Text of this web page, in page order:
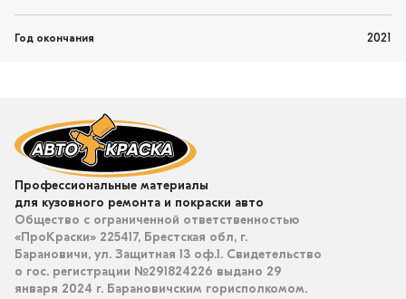
Год окончания 2021
Профессиональные материалы
для кузовного ремонта и покраски авто
Общество с ограниченной ответственностью
«ПроКраски» 225417, Брестская обл, г.
Барановичи, ул. Защитная 13 оф.1. Свидетельство
о гос. регистрации №291824226 выдано 29
января 2024 г. Барановичским горисполкомом.